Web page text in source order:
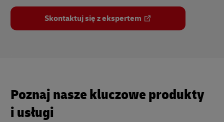
Skontaktuj się z ekspertem
Poznaj nasze kluczowe produkty
i usługi